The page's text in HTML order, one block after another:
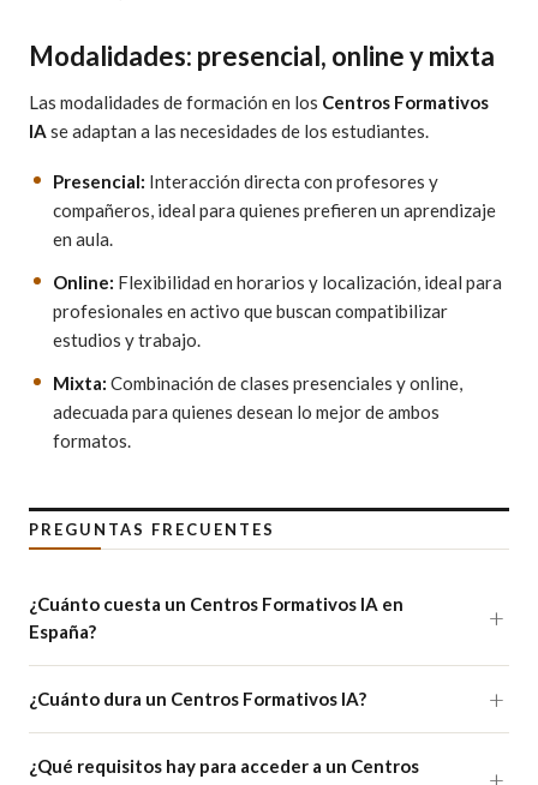
Modalidades: presencial, online y mixta
Las modalidades de formación en los Centros Formativos
IA se adaptan a las necesidades de los estudiantes.
Presencial: Interacción directa con profesores y
compañeros, ideal para quienes prefieren un aprendizaje
en aula.
Online: Flexibilidad en horarios y localización, ideal para
profesionales en activo que buscan compatibilizar
estudios y trabajo.
Mixta: Combinación de clases presenciales y online,
adecuada para quienes desean lo mejor de ambos
formatos.
PREGUNTAS FRECUENTES
¿Cuánto cuesta un Centros Formativos IA en
España?
¿Cuánto dura un Centros Formativos IA?
¿Qué requisitos hay para acceder a un Centros